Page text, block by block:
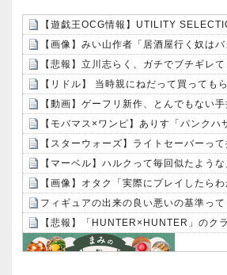
【悲報】立川志らく、ガチでブチギレ
【モバマス×ワンピ】ありす「パンクハ
【マーベル】ハルクって毎回似たよう
フィギュアの出来の良い悪いの基準っ